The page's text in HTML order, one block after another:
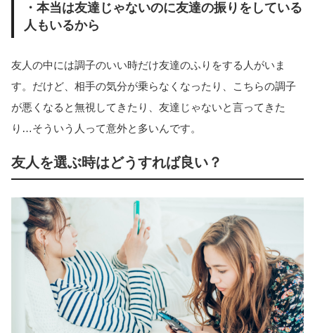
・本当は友達じゃないのに友達の振りをしている
人もいるから
友人の中には調子のいい時だけ友達のふりをする人がいま
す。だけど、相手の気分が乗らなくなったり、こちらの調子
が悪くなると無視してきたり、友達じゃないと言ってきた
り…そういう人って意外と多いんです。
友人を選ぶ時はどうすれば良い？